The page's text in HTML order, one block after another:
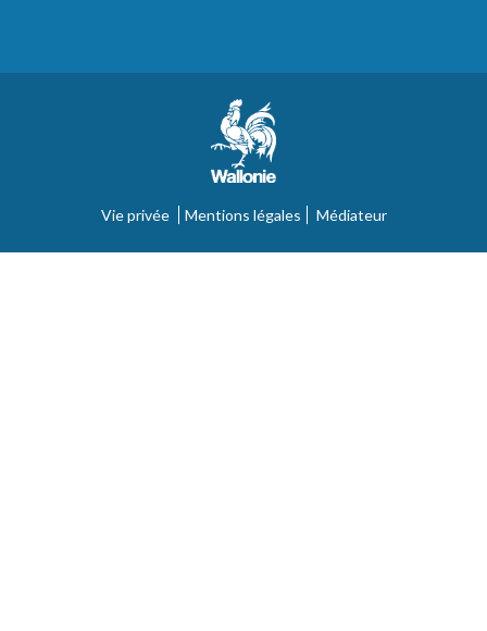
Vie privée Mentions légales Médiateur